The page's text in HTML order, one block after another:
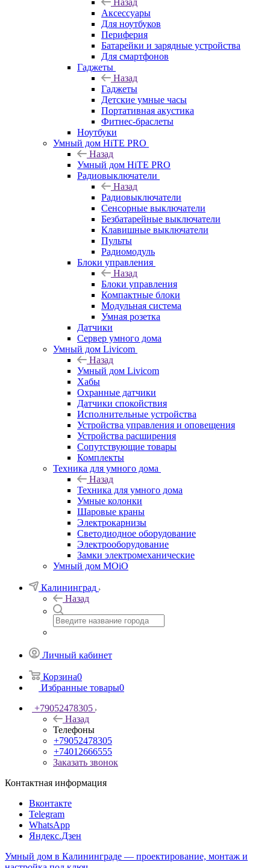
Назад
Аксессуары
Для ноутбуков
Периферия
Батарейки и зарядные устройства
Для смартфонов
Гаджеты
Назад
Гаджеты
Детские умные часы
Портативная акустика
Фитнес-браслеты
Ноутбуки
Умный дом HiTE PRO
Назад
Умный дом HiTE PRO
Радиовыключатели
Назад
Радиовыключатели
Сенсорные выключатели
Безбатарейные выключатели
Клавишные выключатели
Пульты
Радиомодуль
Блоки управления
Назад
Блоки управления
Компактные блоки
Модульная система
Умная розетка
Датчики
Сервер умного дома
Умный дом Livicom
Назад
Умный дом Livicom
Хабы
Охранные датчики
Датчики спокойствия
Исполнительные устройства
Устройства управления и оповещения
Устройства расширения
Сопутствующие товары
Комплекты
Техника для умного дома
Назад
Техника для умного дома
Умные колонки
Шаровые краны
Электрокарнизы
Светодиодное оборудование
Электрооборудование
Замки электромеханические
Умный дом MOiO
Калининград
Назад
Личный кабинет
Корзина0
Избранные товары0
+79052478305
Назад
Телефоны
+79052478305
+74012666555
Заказать звонок
Контактная информация
Вконтакте
Telegram
WhatsApp
Яндекс.Дзен
Умный дом в Калининграде — проектирование, монтаж и